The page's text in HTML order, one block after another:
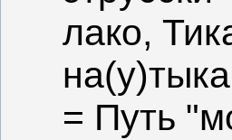
лако,
= Путь